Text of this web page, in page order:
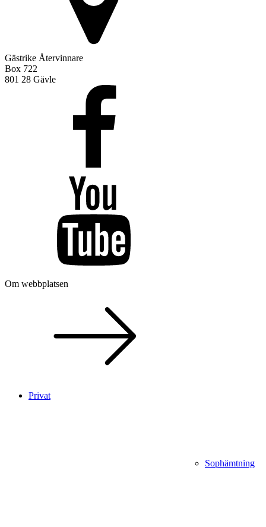
Gästrike Återvinnare
Box 722
801 28 Gävle
Om webbplatsen
Privat
Sophämtning